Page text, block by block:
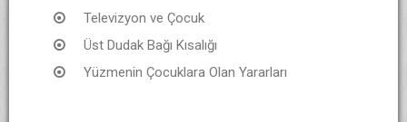
Televizyon ve Çocuk
Üst Dudak Bağı Kısalığı
Yüzmenin Çocuklara Olan Yararları